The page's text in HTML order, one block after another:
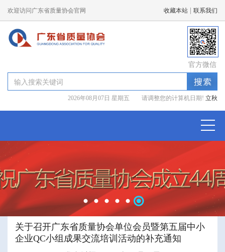
欢迎访问广东省质量协会官网 收藏本站 联系我们
官方微信
2026年08月07日 星期五 请调整您的计算机日期! 立秋
关于召开广东省质量协会单位会员暨第五届中小
企业QC小组成果交流培训活动的补充通知